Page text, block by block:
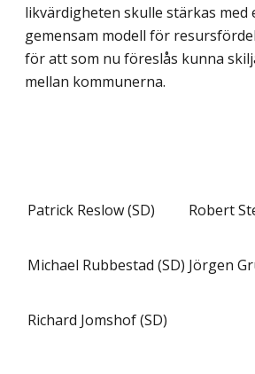
likvärdig­heten skulle stärkas med
gemensam modell för
för att som nu föreslås kunna
mellan kommunerna.
Patrick Reslow (SD) Robert
Michael Rubbestad (SD) Jörgen
Richard Jomshof (SD)